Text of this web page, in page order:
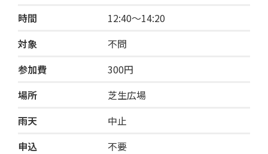
時間
12:40〜14:20
対象
不問
参加費
300円
場所
芝生広場
雨天
中止
申込
不要